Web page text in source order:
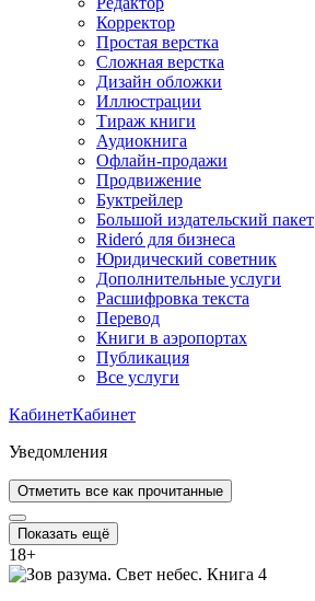
Корректор
Простая верстка
Сложная верстка
Дизайн обложки
Иллюстрации
Тираж книги
Аудиокнига
Офлайн-продажи
Продвижение
Буктрейлер
Большой издательский пакет
Rideró для бизнеса
Юридический советник
Дополнительные услуги
Расшифровка текста
Перевод
Книги в аэропортах
Публикация
Все услуги
КабинетКабинет
Уведомления
Отметить все как прочитанные
Показать ещё
18+